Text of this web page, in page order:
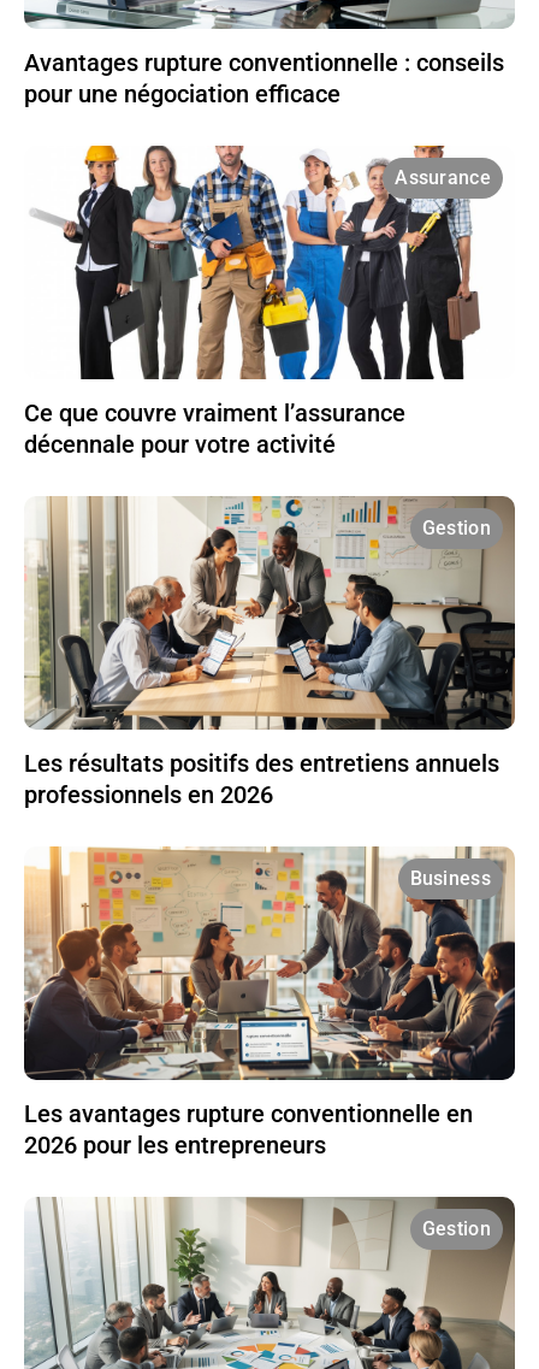
Avantages rupture conventionnelle : conseils
pour une négociation efficace
Assurance
Ce que couvre vraiment l’assurance
décennale pour votre activité
Gestion
Les résultats positifs des entretiens annuels
professionnels en 2026
Business
Les avantages rupture conventionnelle en
2026 pour les entrepreneurs
Gestion